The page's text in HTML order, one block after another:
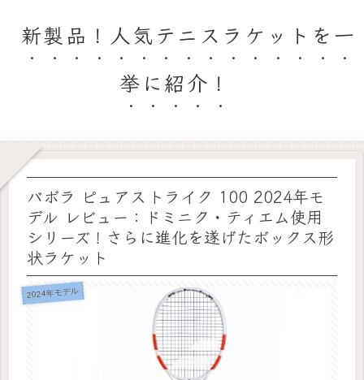
新製品！人気テニスラケットを一
挙に紹介！
バボラ ピュアストライク 100 2024年モ
デル レビュー：ドミニク・ティエム使用
シリーズ！さらに進化を遂げたボックス形
状ラケット
2024年モデル